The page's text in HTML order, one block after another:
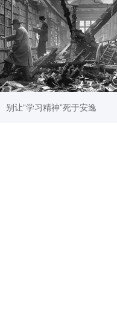
别让“学习精神”死于安逸